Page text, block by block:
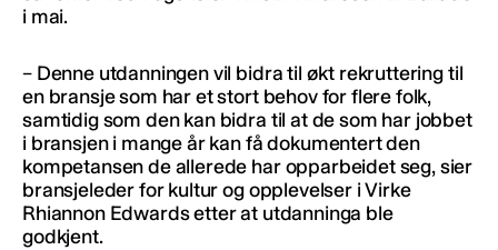
i mai.
– Denne utdanningen vil bidra til økt rekruttering til
en bransje som har et stort behov for flere folk,
samtidig som den kan bidra til at de som har jobbet
i bransjen i mange år kan få dokumentert den
kompetansen de allerede har opparbeidet seg, sier
bransjeleder for kultur og opplevelser i Virke
Rhiannon Edwards etter at utdanninga ble
godkjent.